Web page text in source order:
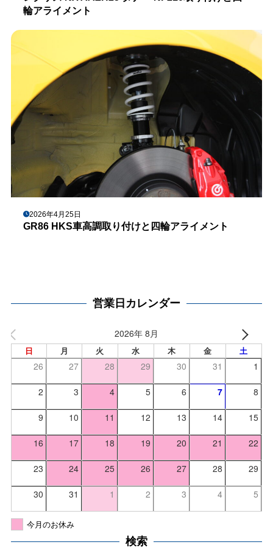
輪アライメント
2026年4月25日
GR86 HKS車高調取り付けと四輪アライメント
営業日カレンダー
2026年 8月
日 月 火 水 木 金 土
26 27 28 29 30 31 1
2 3 4 5 6 7 8
9 10 11 12 13 14 15
16 17 18 19 20 21 22
23 24 25 26 27 28 29
30 31 1 2 3 4 5
今月のお休み
検索